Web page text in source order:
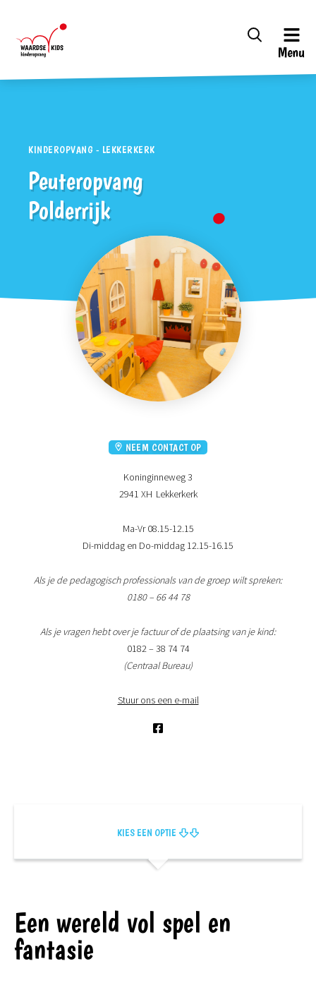
Menu
KINDEROPVANG - LEKKERKERK
Peuteropvang
Polderrijk
NEEM CONTACT OP
Koninginneweg 3
2941 XH Lekkerkerk
Ma-Vr 08.15-12.15
Di-middag en Do-middag 12.15-16.15
Als je de pedagogisch professionals van de groep wilt spreken:
0180 – 66 44 78
Als je vragen hebt over je factuur of de plaatsing van je kind:
0182 – 38 74 74
(Centraal Bureau)
Stuur ons een e-mail
KIES EEN OPTIE
Een wereld vol spel en
fantasie